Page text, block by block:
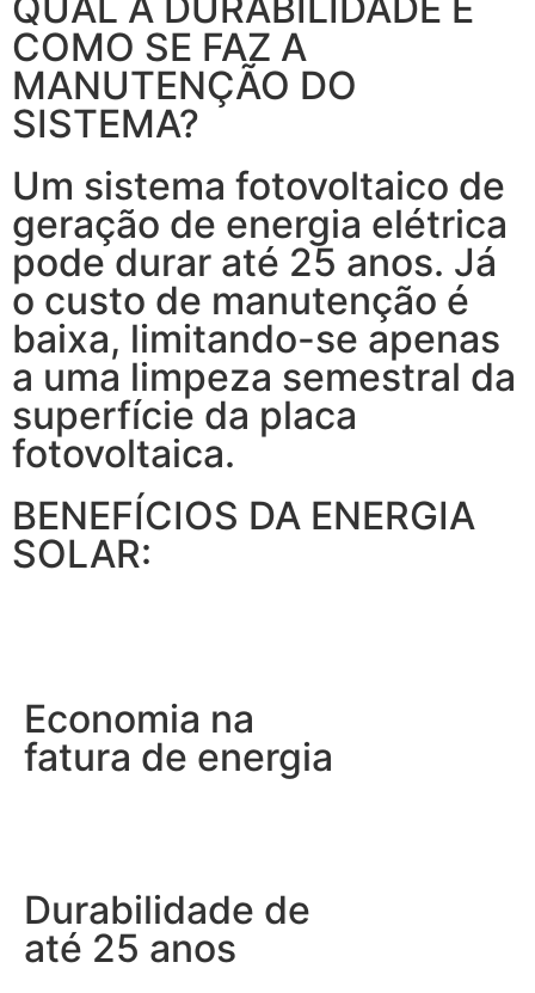
COMO SE FAZ A
MANUTENÇÃO DO
SISTEMA?
Um sistema fotovoltaico de
geração de energia elétrica
pode durar até 25 anos. Já
o custo de manutenção é
baixa, limitando-se apenas
a uma limpeza semestral da
superfície da placa
fotovoltaica.
BENEFÍCIOS DA ENERGIA
SOLAR:
Economia na
fatura de energia
Durabilidade de
até 25 anos